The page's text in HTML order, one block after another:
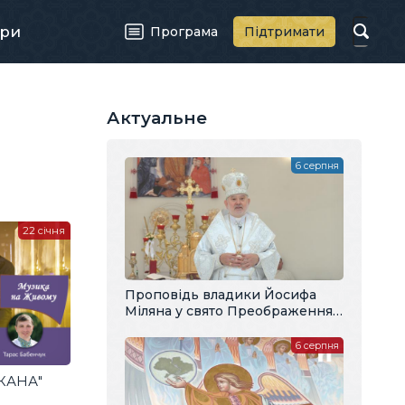
Програма Підтримати
22 січня
Актуальне
Проповідь владики Йосифа
Міляна у свято Преображення
6 серпня
6 серпня